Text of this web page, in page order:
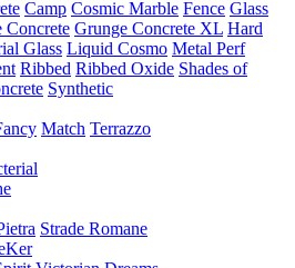
Camp Cosmic Marble Fence Glass
Concrete Grunge Concrete XL Hard
Glass Liquid Cosmo Metal Perf
Ribbed Ribbed Oxide Shades of
Synthetic
Match Terrazzo
Strade Romane